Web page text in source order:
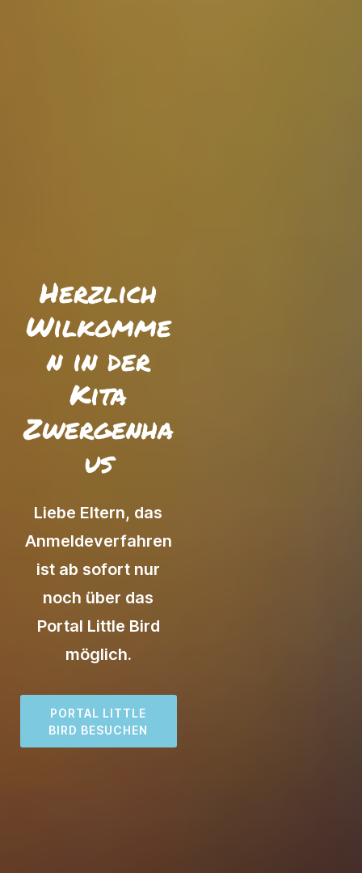
Herzlich
Wilkomme
n in der
Kita
Zwergenha
us
Liebe Eltern, das
Anmeldeverfahren
ist ab sofort nur
noch über das
Portal Little Bird
möglich.
PORTAL LITTLE
BIRD BESUCHEN